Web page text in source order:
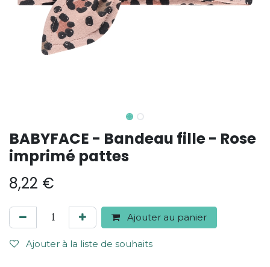
BABYFACE - Bandeau fille - Rose
imprimé pattes
8,22 €
Ajouter au panier
Ajouter à la liste de souhaits